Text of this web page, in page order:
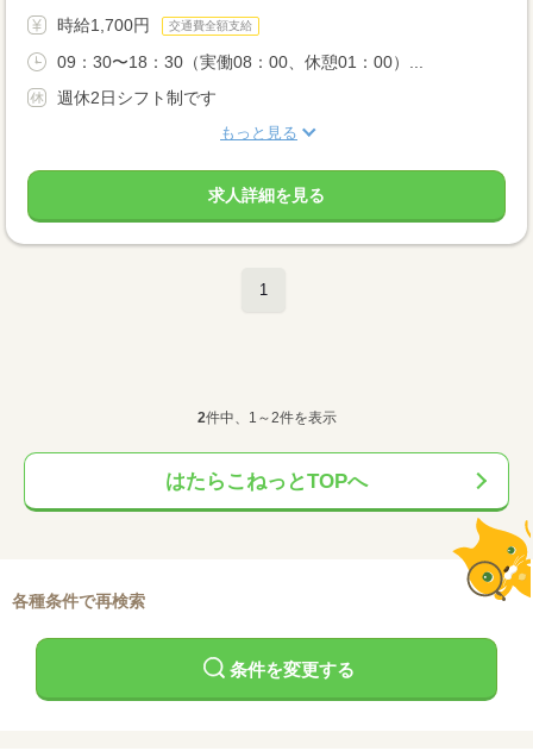
時給1,700円 交通費全額支給
09：30〜18：30（実働08：00、休憩01：00）...
週休2日シフト制です
もっと見る
求人詳細を見る
1
2件中、1～2件を表示
はたらこねっとTOPへ
各種条件で再検索
条件を変更する